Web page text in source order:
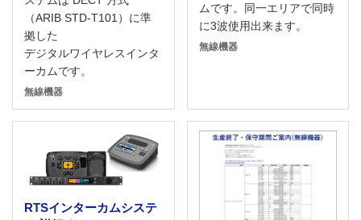
（ARIB STD-T101）に準
拠した
デジタルワイヤレスインタ
ーカムです。
無線機器
ムです。同一エリアで同時
に3波使用出来ます。
無線機器
RTSインターカムシステ